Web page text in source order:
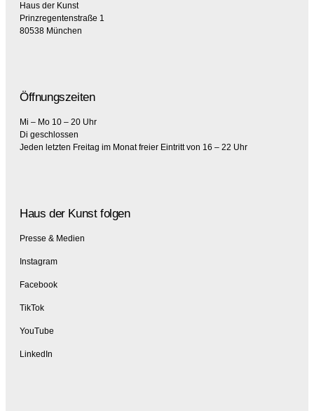
Haus der Kunst
Prinzregentenstraße 1
80538 München
Öffnungszeiten
Mi – Mo 10 – 20 Uhr
Di geschlossen
Jeden letzten Freitag im Monat freier Eintritt von 16 – 22 Uhr
Haus der Kunst folgen
Presse & Medien
Instagram
Facebook
TikTok
YouTube
LinkedIn